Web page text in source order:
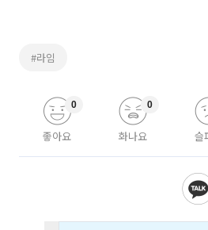
#라임
좋아요
0
화나요
0
슬